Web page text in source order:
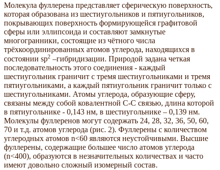
Молекула фуллерена представляет сферическую поверхность,
которая образована из шестиугольников и пятиугольников,
покрывающих поверхность формирующейся графитовой
сферы или эллипсоида и составляют замкнутые
многогранники, состоящие из чётного числа
трёхкоординированных атомов углерода, находящихся в
состоянии sp2 –гибридизации. Природой задана четкая
последовательность этого соединения - каждый
шестиугольник граничит с тремя шестиугольниками и тремя
пятиугольниками, а каждый пятиугольник граничит только с
шестиугольниками. Атомы углерода, образующие сферу,
связаны между собой ковалентной С-С связью, длина которой
в пятиугольнике - 0,143 нм, в шестиугольнике – 0,139 нм.
Молекулы фуллеренов могут содержать 24, 28, 32, 36, 50, 60,
70 и т.д. атомов углерода (рис. 2). Фуллерены с количеством
углеродных атомов n<60 являются неустойчивыми. Высшие
фуллерены, содержащие большее число атомов углерода
(n<400), образуются в незначительных количествах и часто
имеют довольно сложный изомерный состав.